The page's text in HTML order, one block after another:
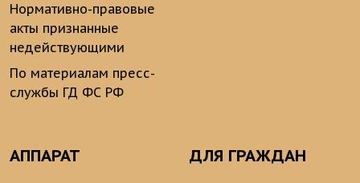
Нормативно-правовые
акты признанные
недействующими
По материалам пресс-
службы ГД ФС РФ
АППАРАТ ДЛЯ ГРАЖДАН